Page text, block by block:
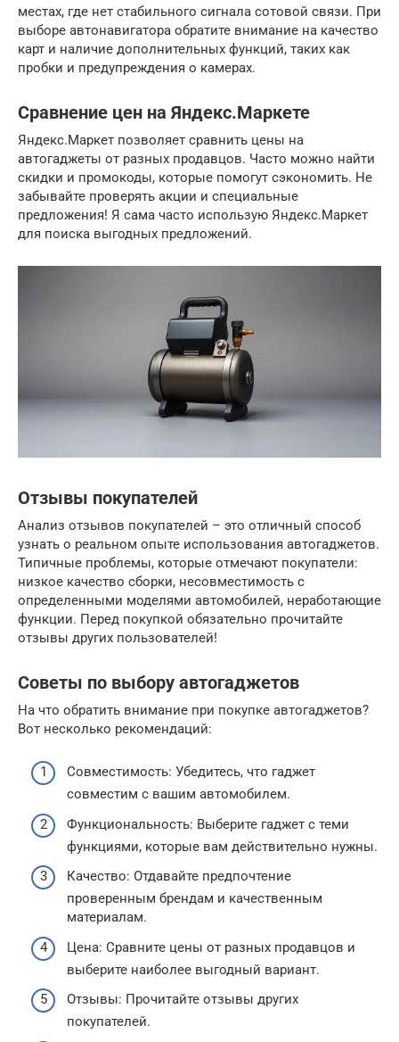
местах, где нет стабильного сигнала сотовой связи. При
выборе автонавигатора обратите внимание на качество
карт и наличие дополнительных функций, таких как
пробки и предупреждения о камерах.
Сравнение цен на Яндекс.Маркете
Яндекс.Маркет позволяет сравнить цены на
автогаджеты от разных продавцов. Часто можно найти
скидки и промокоды, которые помогут сэкономить. Не
забывайте проверять акции и специальные
предложения! Я сама часто использую Яндекс.Маркет
для поиска выгодных предложений.
Отзывы покупателей
Анализ отзывов покупателей – это отличный способ
узнать о реальном опыте использования автогаджетов.
Типичные проблемы, которые отмечают покупатели:
низкое качество сборки, несовместимость с
определенными моделями автомобилей, неработающие
функции. Перед покупкой обязательно прочитайте
отзывы других пользователей!
Советы по выбору автогаджетов
На что обратить внимание при покупке автогаджетов?
Вот несколько рекомендаций:
Совместимость: Убедитесь, что гаджет
совместим с вашим автомобилем.
Функциональность: Выберите гаджет с теми
функциями, которые вам действительно нужны.
Качество: Отдавайте предпочтение
проверенным брендам и качественным
материалам.
Цена: Сравните цены от разных продавцов и
выберите наиболее выгодный вариант.
Отзывы: Прочитайте отзывы других
покупателей.